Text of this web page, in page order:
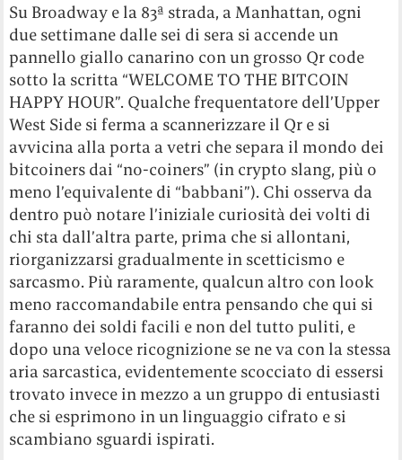
Su Broadway e la 83ª strada, a Manhattan, ogni
due settimane dalle sei di sera si accende un
pannello giallo canarino con un grosso Qr code
sotto la scritta “WELCOME TO THE BITCOIN
HAPPY HOUR”. Qualche frequentatore dell’Upper
West Side si ferma a scannerizzare il Qr e si
avvicina alla porta a vetri che separa il mondo dei
bitcoiners dai “no-coiners” (in crypto slang, più o
meno l’equivalente di “babbani”). Chi osserva da
dentro può notare l’iniziale curiosità dei volti di
chi sta dall’altra parte, prima che si allontani,
riorganizzarsi gradualmente in scetticismo e
sarcasmo. Più raramente, qualcun altro con look
meno raccomandabile entra pensando che qui si
faranno dei soldi facili e non del tutto puliti, e
dopo una veloce ricognizione se ne va con la stessa
aria sarcastica, evidentemente scocciato di essersi
trovato invece in mezzo a un gruppo di entusiasti
che si esprimono in un linguaggio cifrato e si
scambiano sguardi ispirati.